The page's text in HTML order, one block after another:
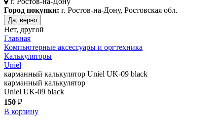
Город покупки: г. Ростов-на-Дону, Ростовская обл.
Да, верно
Нет, другой
Главная
Компьютерные аксессуары и оргтехника
Калькуляторы
Uniel
карманный калькулятор Uniel UK-09 black
карманный калькулятор
Uniel UK-09 black
150 ₽
В корзину